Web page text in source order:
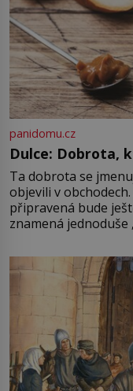
panidomu.cz
Dulce: Dobrota,
Ta dobrota se
objevili v
připravená bude
znamená jednoduše
pře hned několik
Francie, kde se